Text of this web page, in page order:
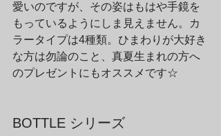
愛いのですが、その姿はもはや手鏡を
もっているようにしま見えません。カ
ラータイプは4種類。ひまわりが大好き
な方は勿論のこと、真夏生まれの方へ
のプレゼントにもオススメです☆
BOTTLE シリーズ